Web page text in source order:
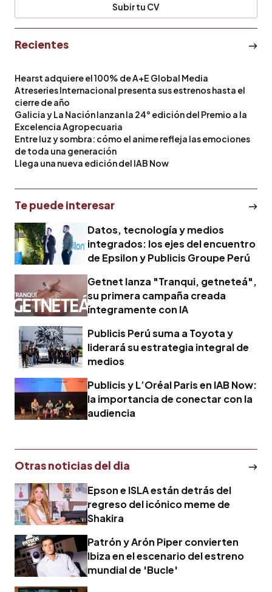
Subir tu CV
Recientes
Hearst adquiere el 100% de A+E Global Media
Atreseries Internacional presenta sus estrenos hasta el
cierre de año
Galicia y La Nación lanzan la 24° edición del Premio a la
Excelencia Agropecuaria
Entre luz y sombra: cómo el anime refleja las emociones
de toda una generación
Llega una nueva edición del IAB Now
Te puede interesar
Datos, tecnología y medios
integrados: los ejes del encuentro
de Epsilon y Publicis Groupe Perú
Getnet lanza "Tranqui, getneteá",
su primera campaña creada
íntegramente con IA
Publicis Perú suma a Toyota y
liderará su estrategia integral de
medios
Publicis y L’Oréal Paris en IAB Now:
la importancia de conectar con la
audiencia
Otras noticias del dia
Epson e ISLA están detrás del
regreso del icónico meme de
Shakira
Patrón y Arón Piper convierten
Ibiza en el escenario del estreno
mundial de 'Bucle'